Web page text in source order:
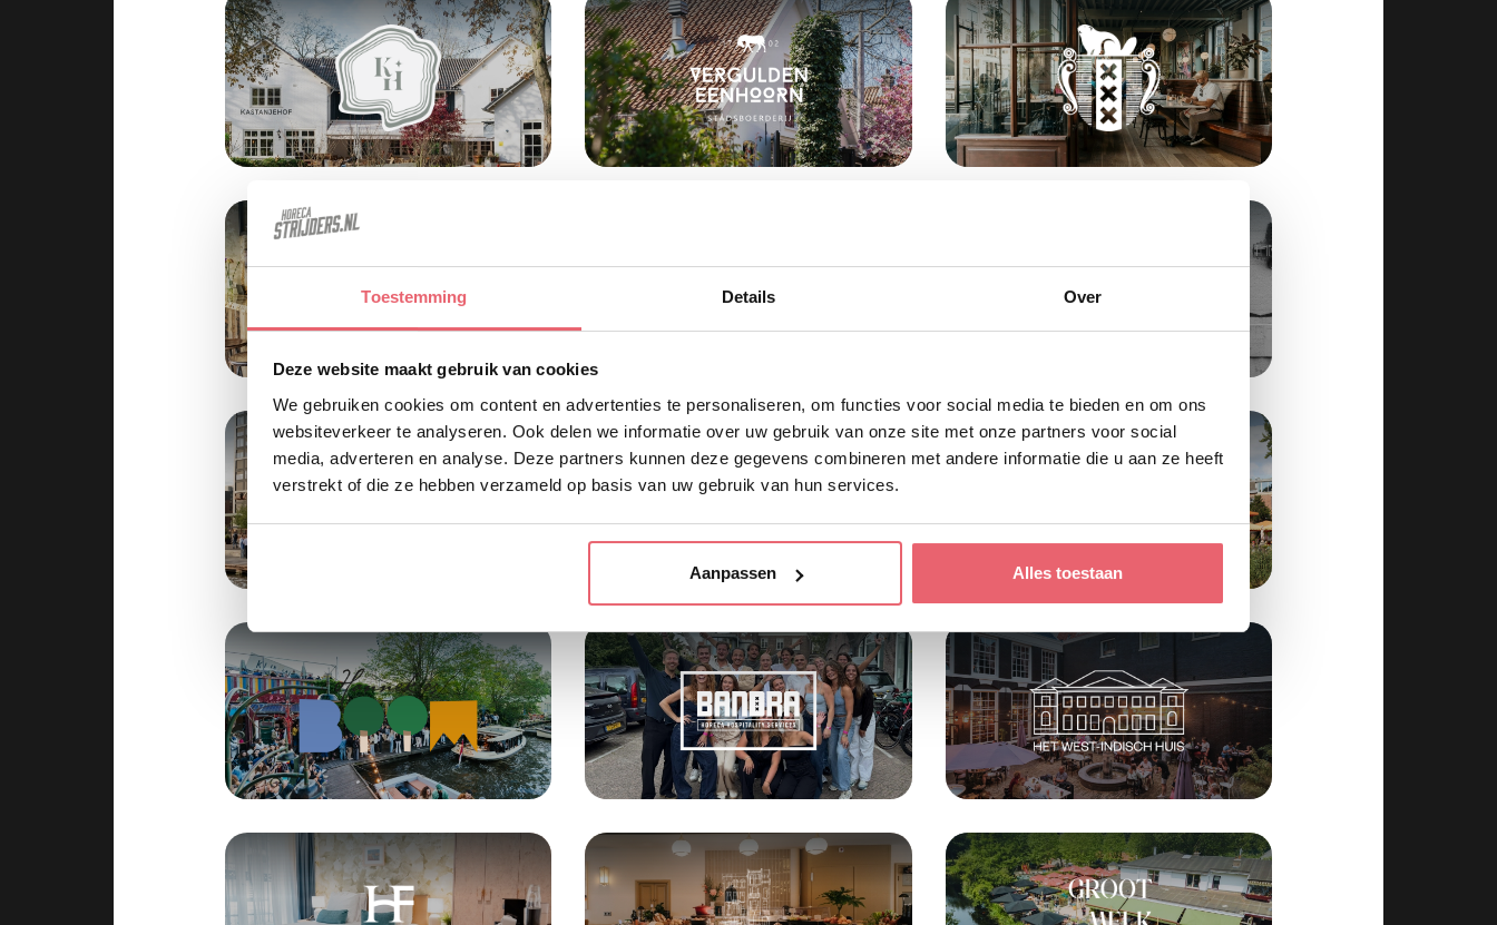
Toestemming Details Over
Deze website maakt gebruik van cookies
We gebruiken cookies om content en advertenties te personaliseren, om functies voor social media te bieden en om ons
websiteverkeer te analyseren. Ook delen we informatie over uw gebruik van onze site met onze partners voor social
media, adverteren en analyse. Deze partners kunnen deze gegevens combineren met andere informatie die u aan ze heeft
verstrekt of die ze hebben verzameld op basis van uw gebruik van hun services.
Aanpassen Alles toestaan